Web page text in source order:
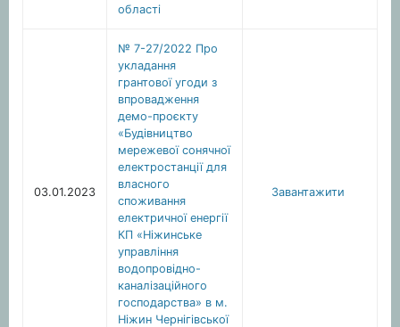
області
03.01.2023
№ 7-27/2022 Про
укладання
грантової угоди з
впровадження
демо-проєкту
«Будівництво
мережевої сонячної
електростанції для
власного
споживання
електричної енергії
КП «Ніжинське
управління
водопровідно-
каналізаційного
господарства» в м.
Ніжин Чернігівської
Завантажити